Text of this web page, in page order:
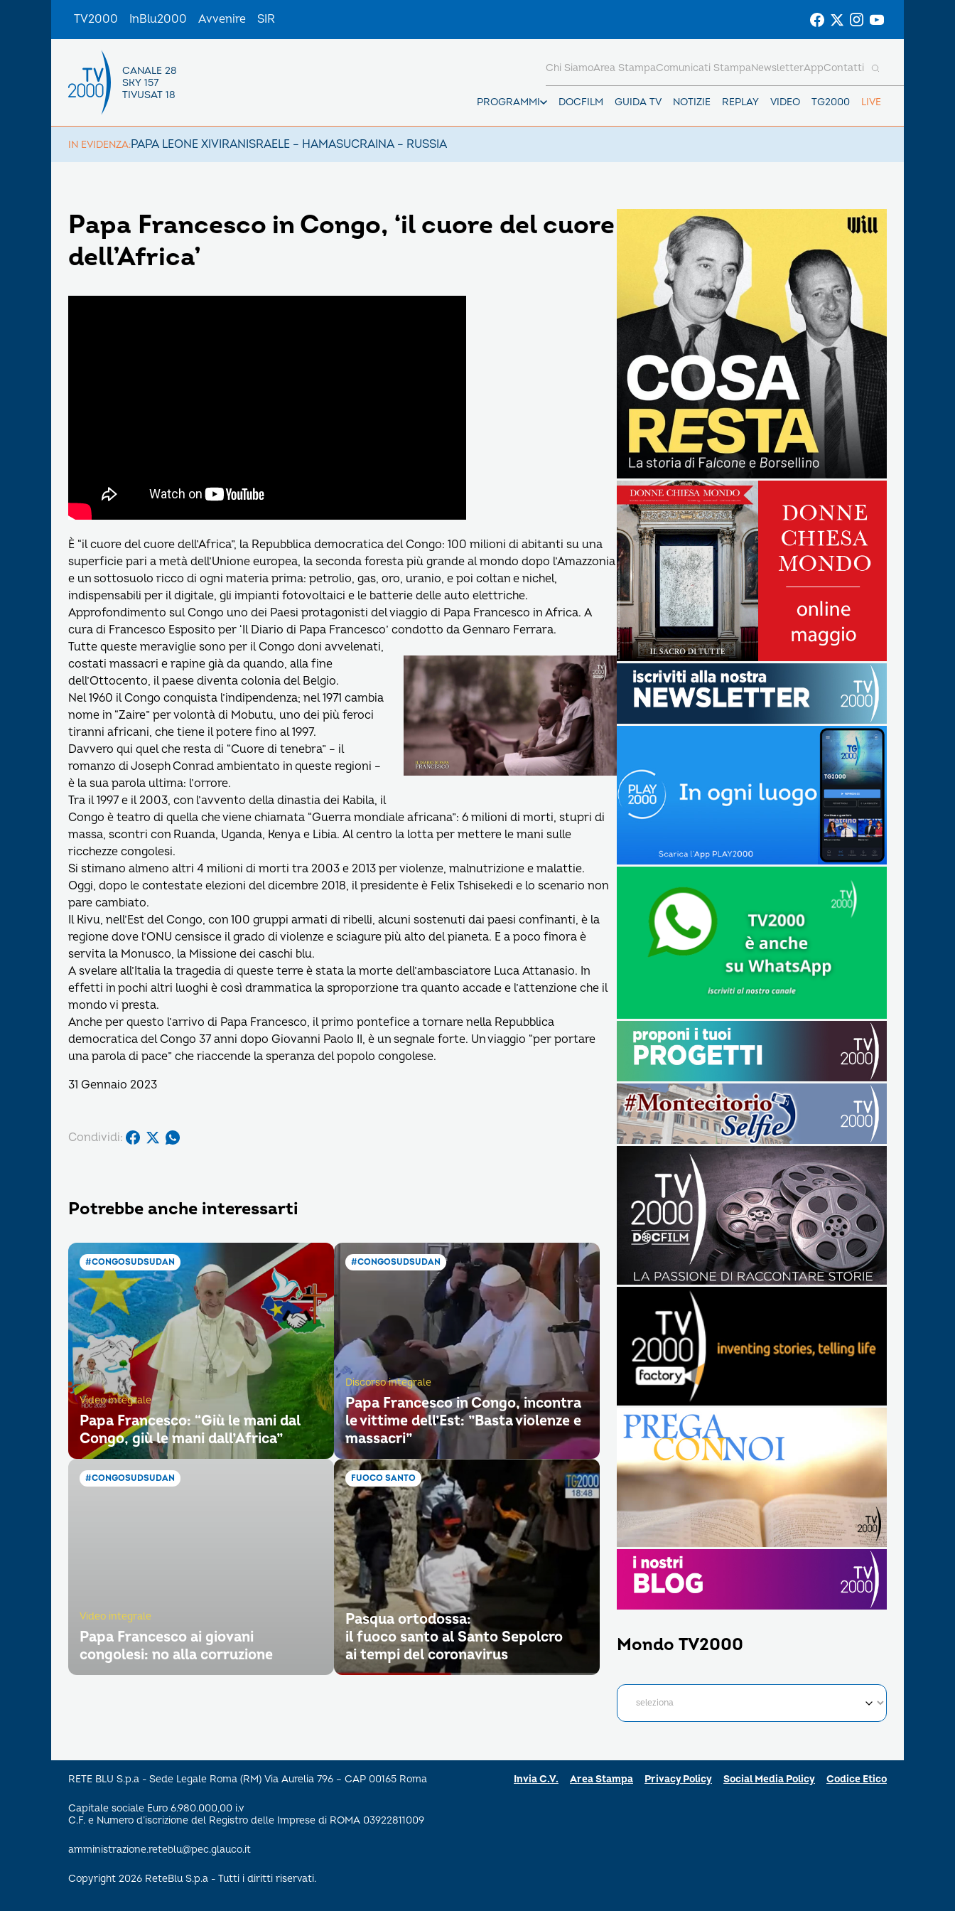
TV2000 InBlu2000 Avvenire SIR
CANALE 28
SKY 157
TIVUSAT 18
PROGRAMMI DOCFILM GUIDA TV NOTIZIE REPLAY VIDEO TG2000 LIVE
Chi SiamoArea StampaComunicati StampaNewsletterAppContatti
IN EVIDENZA:PAPA LEONE XIVIRANISRAELE – HAMASUCRAINA – RUSSIA
Papa Francesco in Congo, ‘il cuore del cuore
dell’Africa’
È “il cuore del cuore dell’Africa”, la Repubblica democratica del Congo: 100 milioni di abitanti su una
superficie pari a metà dell’Unione europea, la seconda foresta più grande al mondo dopo l’Amazzonia
e un sottosuolo ricco di ogni materia prima: petrolio, gas, oro, uranio, e poi coltan e nichel,
indispensabili per il digitale, gli impianti fotovoltaici e le batterie delle auto elettriche.
Approfondimento sul Congo uno dei Paesi protagonisti del viaggio di Papa Francesco in Africa. A
cura di Francesco Esposito per ‘Il Diario di Papa Francesco’ condotto da Gennaro Ferrara.
Tutte queste meraviglie sono per il Congo doni avvelenati,
costati massacri e rapine già da quando, alla fine
dell’Ottocento, il paese diventa colonia del Belgio.
Nel 1960 il Congo conquista l’indipendenza; nel 1971 cambia
nome in “Zaire” per volontà di Mobutu, uno dei più feroci
tiranni africani, che tiene il potere fino al 1997.
Davvero qui quel che resta di “Cuore di tenebra” – il
romanzo di Joseph Conrad ambientato in queste regioni –
è la sua parola ultima: l’orrore.
Tra il 1997 e il 2003, con l’avvento della dinastia dei Kabila, il
Congo è teatro di quella che viene chiamata “Guerra mondiale africana”: 6 milioni di morti, stupri di
massa, scontri con Ruanda, Uganda, Kenya e Libia. Al centro la lotta per mettere le mani sulle
ricchezze congolesi.
Si stimano almeno altri 4 milioni di morti tra 2003 e 2013 per violenze, malnutrizione e malattie.
Oggi, dopo le contestate elezioni del dicembre 2018, il presidente è Felix Tshisekedi e lo scenario non
pare cambiato.
Il Kivu, nell’Est del Congo, con 100 gruppi armati di ribelli, alcuni sostenuti dai paesi confinanti, è la
regione dove l’ONU censisce il grado di violenze e sciagure più alto del pianeta. E a poco finora è
servita la Monusco, la Missione dei caschi blu.
A svelare all’Italia la tragedia di queste terre è stata la morte dell’ambasciatore Luca Attanasio. In
effetti in pochi altri luoghi è così drammatica la sproporzione tra quanto accade e l’attenzione che il
mondo vi presta.
Anche per questo l’arrivo di Papa Francesco, il primo pontefice a tornare nella Repubblica
democratica del Congo 37 anni dopo Giovanni Paolo II, è un segnale forte. Un viaggio “per portare
una parola di pace” che riaccende la speranza del popolo congolese.
31 Gennaio 2023
Condividi:
Potrebbe anche interessarti
#CONGOSUDSUDAN
Video integrale
Papa Francesco: “Giù le mani dal
Congo, giù le mani dall’Africa”
#CONGOSUDSUDAN
Discorso integrale
Papa Francesco in Congo, incontra
le vittime dell’Est: ”Basta violenze e
massacri”
#CONGOSUDSUDAN
Video integrale
Papa Francesco ai giovani
congolesi: no alla corruzione
FUOCO SANTO
Pasqua ortodossa:
il fuoco santo al Santo Sepolcro
ai tempi del coronavirus
Mondo TV2000
RETE BLU S.p.a - Sede Legale Roma (RM) Via Aurelia 796 – CAP 00165 Roma
Capitale sociale Euro 6.980.000,00 i.v
C.F. e Numero d’iscrizione del Registro delle Imprese di ROMA 03922811009
amministrazione.reteblu@pec.glauco.it
Copyright 2026 ReteBlu S.p.a - Tutti i diritti riservati.
Invia C.V. Area Stampa Privacy Policy Social Media Policy Codice Etico